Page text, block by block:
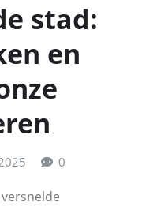
stad:
en
0